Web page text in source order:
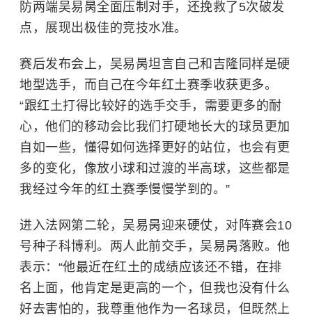
防两端吴易昺全面压制对手，还挽救了5次破发
点，展现出极佳的竞技水准。
赛后发布会上，吴易昺坦言自己和吉隆同样是硬
地型选手，而自己在今年红土赛季收获更多。
“跟红土打得比较好的选手交手，需要更多的耐
心，他们的移动会比我们打硬地长大的球员更加
自如一些，懂得如何选择更好的站位，也会有更
多的变化，像放小球和过渡的半高球，这些都是
我经过今年的红土赛季慢慢学到的。”
进入法网第二轮，吴易昺迎来硬仗，对阵赛会10
号种子科博利。两人此前交手，吴易昺落败。他
表示：“他最近在红土的成绩应该还不错，在排
名上面，他肯定是更高的一个，但我也没有什么
好去害怕的，我尊重他作为一名球员，但既然上